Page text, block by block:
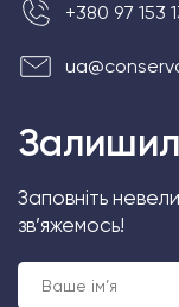
+380 97 153
Заповніть
зв’яжемось!